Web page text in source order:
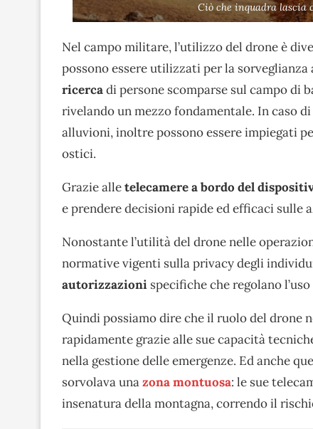
Ciò che inquadra lascia
Nel campo militare, l’utilizzo del drone è
possono essere utilizzati per la sorveglianza
ricercadi persone scomparse sul campo di
rivelando un mezzo fondamentale. In caso
alluvioni, inoltre possono essere impiegati
ostici.
Grazie alletelecamere a bordo del
e prendere decisioni rapide ed efficaci sulle
Nonostante l’utilità del drone nelle
normative vigenti sulla privacy degli
autorizzazioni specifiche che regolano
Quindi possiamo dire che il ruolo del drone
rapidamente grazie alle sue capacità
nella gestione delle emergenze. Ed anche
sorvolava unazona montuosa: le sue
insenatura della montagna, correndo il